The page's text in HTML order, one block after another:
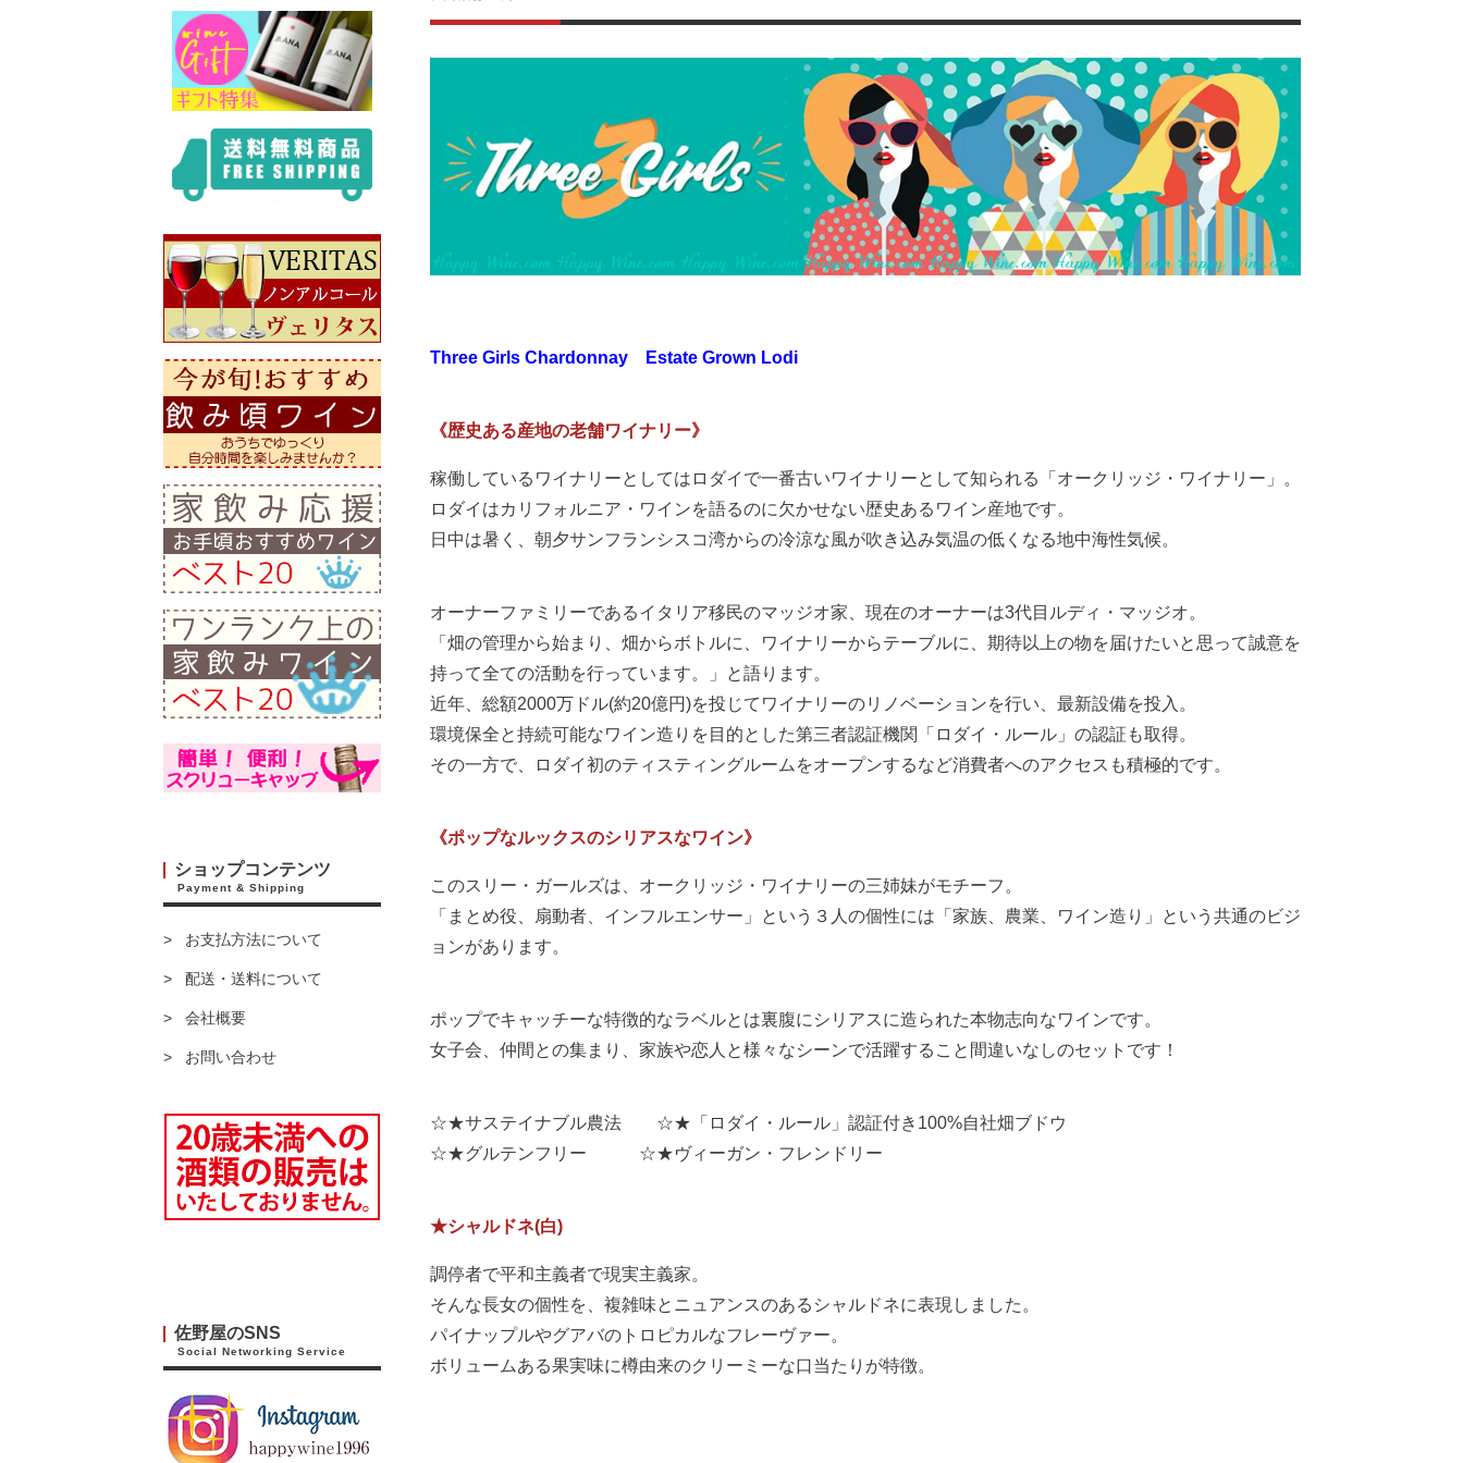
ショップコンテンツ
Payment & Shipping
お支払方法について
配送・送料について
会社概要
お問い合わせ
佐野屋のSNS
Social Networking Service
Three Girls Chardonnay Estate Grown Lodi
《歴史ある産地の老舗ワイナリー》
稼働しているワイナリーとしてはロダイで一番古いワイナリーとして知られる「オークリッジ・ワイナリー」。
ロダイはカリフォルニア・ワインを語るのに欠かせない歴史あるワイン産地です。
日中は暑く、朝夕サンフランシスコ湾からの冷涼な風が吹き込み気温の低くなる地中海性気候。
オーナーファミリーであるイタリア移民のマッジオ家、現在のオーナーは3代目ルディ・マッジオ。
「畑の管理から始まり、畑からボトルに、ワイナリーからテーブルに、期待以上の物を届けたいと思って誠意を
持って全ての活動を行っています。」と語ります。
近年、総額2000万ドル(約20億円)を投じてワイナリーのリノベーションを行い、最新設備を投入。
環境保全と持続可能なワイン造りを目的とした第三者認証機関「ロダイ・ルール」の認証も取得。
その一方で、ロダイ初のティスティングルームをオープンするなど消費者へのアクセスも積極的です。
《ポップなルックスのシリアスなワイン》
このスリー・ガールズは、オークリッジ・ワイナリーの三姉妹がモチーフ。
「まとめ役、扇動者、インフルエンサー」という３人の個性には「家族、農業、ワイン造り」という共通のビジ
ョンがあります。
ポップでキャッチーな特徴的なラベルとは裏腹にシリアスに造られた本物志向なワインです。
女子会、仲間との集まり、家族や恋人と様々なシーンで活躍すること間違いなしのセットです！
☆★サステイナブル農法 ☆★「ロダイ・ルール」認証付き100%自社畑ブドウ
☆★グルテンフリー ☆★ヴィーガン・フレンドリー
★シャルドネ(白)
調停者で平和主義者で現実主義家。
そんな長女の個性を、複雑味とニュアンスのあるシャルドネに表現しました。
パイナップルやグアバのトロピカルなフレーヴァー。
ボリュームある果実味に樽由来のクリーミーな口当たりが特徴。